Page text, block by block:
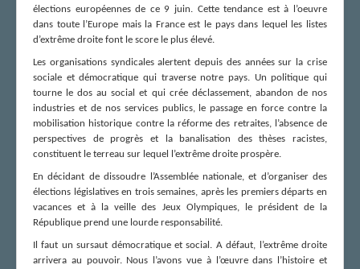
Vos élus
AGENDA
ADHÉRER
élections européennes de ce 9 juin. Cette tendance est à l’oeuvre
dans toute l’Europe mais la France est le pays dans lequel les listes
d’extrême droite font le score le plus élevé.
Les organisations syndicales alertent depuis des années sur la crise
sociale et démocratique qui traverse notre pays. Un politique qui
tourne le dos au social et qui crée déclassement, abandon de nos
industries et de nos services publics, le passage en force contre la
mobilisation historique contre la réforme des retraites, l’absence de
perspectives de progrès et la banalisation des thèses racistes,
constituent le terreau sur lequel l’extrême droite prospère.
En décidant de dissoudre l’Assemblée nationale, et d’organiser des
élections législatives en trois semaines, après les premiers départs en
vacances et à la veille des Jeux Olympiques, le président de la
République prend une lourde responsabilité.
Il faut un sursaut démocratique et social. A défaut, l’extrême droite
arrivera au pouvoir. Nous l’avons vue à l’œuvre dans l’histoire et